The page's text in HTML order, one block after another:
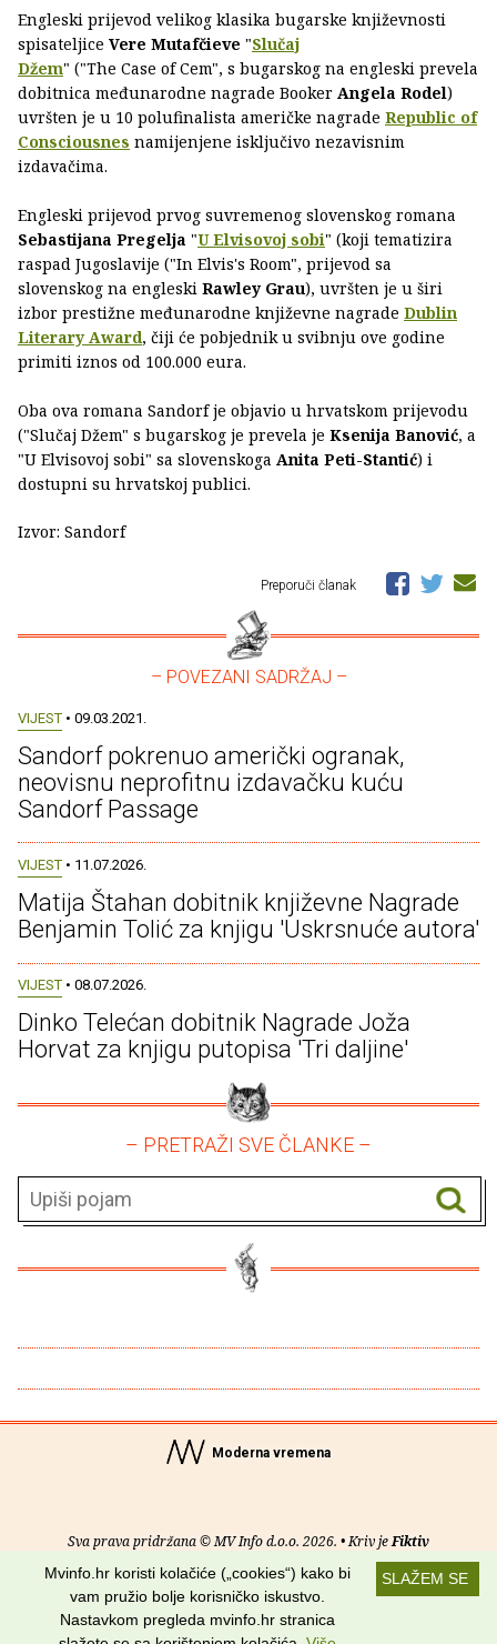
Engleski prijevod velikog klasika bugarske književnosti
spisateljice Vere Mutafčieve "Slučaj
Džem" ("The Case of Cem", s bugarskog na engleski prevela
dobitnica međunarodne nagrade Booker Angela Rodel)
uvršten je u 10 polufinalista američke nagrade Republic of
Consciousnes namijenjene isključivo nezavisnim
izdavačima.
Engleski prijevod prvog suvremenog slovenskog romana
Sebastijana Pregelja "U Elvisovoj sobi" (koji tematizira
raspad Jugoslavije ("In Elvis's Room", prijevod sa
slovenskog na engleski Rawley Grau), uvršten je u širi
izbor prestižne međunarodne književne nagrade Dublin
Literary Award, čiji će pobjednik u svibnju ove godine
primiti iznos od 100.000 eura.
Oba ova romana Sandorf je objavio u hrvatskom prijevodu
("Slučaj Džem" s bugarskog je prevela je Ksenija Banović, a
"U Elvisovoj sobi" sa slovenskoga Anita Peti-Stantić) i
dostupni su hrvatskoj publici.
Izvor: Sandorf
Preporuči članak
– POVEZANI SADRŽAJ –
VIJEST • 09.03.2021.
Sandorf pokrenuo američki ogranak,
neovisnu neprofitnu izdavačku kuću
Sandorf Passage
VIJEST • 11.07.2026.
Matija Štahan dobitnik književne Nagrade
Benjamin Tolić za knjigu 'Uskrsnuće autora'
VIJEST • 08.07.2026.
Dinko Telećan dobitnik Nagrade Joža
Horvat za knjigu putopisa 'Tri daljine'
– PRETRAŽI SVE ČLANKE –
Moderna vremena
Sva prava pridržana © MV Info d.o.o. 2026. • Kriv jeFiktiv
O nama• Pomoć• Uvjeti korištenja•RSS kanali
Potraži nas na:
SLAŽEM SE
Mvinfo.hr koristi kolačiće („cookies“) kako bi
vam pružio bolje korisničko iskustvo.
Nastavkom pregleda mvinfo.hr stranica